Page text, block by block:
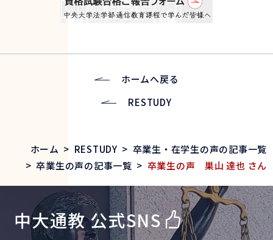
RESTUDY
ホームへ戻る
ホーム > RESTUDY > 卒業生・在学生の声の記事一覧
>卒業生の声の記事一覧 > 卒業生の声 巣山 達也 さん
中大通教 公式SNS